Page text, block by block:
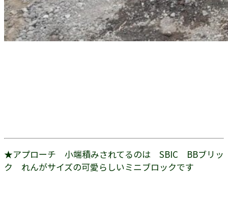
★アプローチ 小端積みされてるのは SBIC BBブリッ
ク れんがサイズの可愛らしいミニブロックです